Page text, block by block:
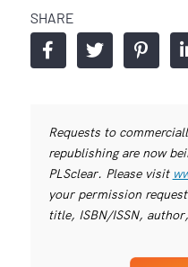
SHARE
Requests to
republishing are now
PLSclear. Please visit
your permission
title, ISBN/ISSN,